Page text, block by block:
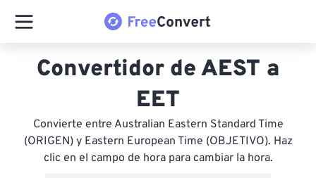
Convertidor de AEST a
EET
Convierte entre Australian Eastern Standard Time
(ORIGEN) y Eastern European Time (OBJETIVO). Haz
clic en el campo de hora para cambiar la hora.